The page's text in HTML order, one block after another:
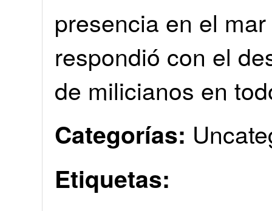
presencia en el
respondió con el
de milicianos en
Categorías:
Etiquetas: